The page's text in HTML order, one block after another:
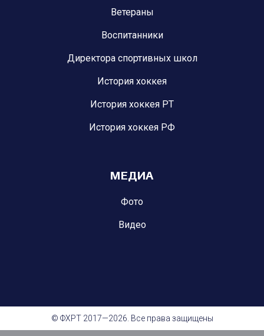
Ветераны
Воспитанники
Директора спортивных школ
История хоккея
История хоккея РТ
История хоккея РФ
МЕДИА
Фото
Видео
© ФХРТ 2017—2026. Все права защищены